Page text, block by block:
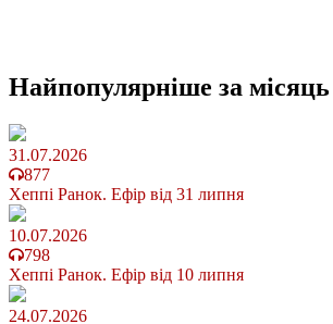
Найпопулярніше за місяць
31.07.2026
877
Хеппі Ранок. Ефір від 31 липня
10.07.2026
798
Хеппі Ранок. Ефір від 10 липня
24.07.2026